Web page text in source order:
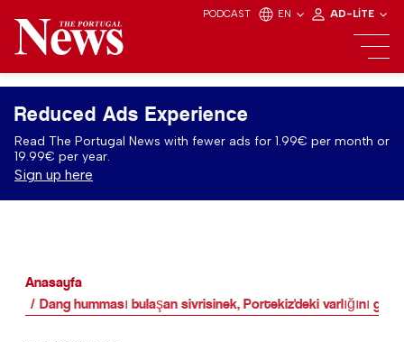
PODCAST EN AD-LITE
Reduced Ads Experience
Read The Portugal News with fewer ads for 1.99€ per month or
19.99€ per year.
Sign up here
Anasayfa
Dang humması bulaşan sivrisinek, Portekiz'deki varlığını